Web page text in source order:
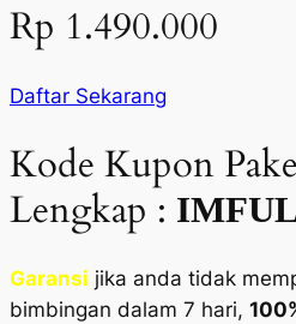
Rp 1.490.000
Daftar Sekarang
Kode Kupon
Lengkap :
Garansi jika anda tidak
bimbingan dalam 7 hari,